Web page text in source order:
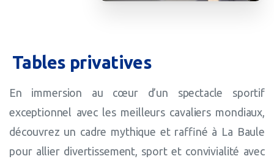
Tables privatives
En immersion au cœur d’un spectacle sportif
exceptionnel avec les meilleurs cavaliers mondiaux,
découvrez un cadre mythique et raffiné à La Baule
pour allier divertissement, sport et convivialité avec